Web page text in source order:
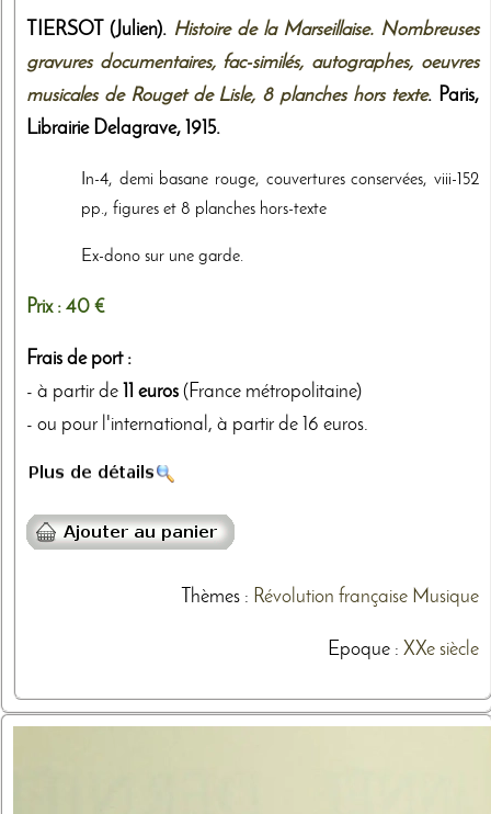
TIERSOT (Julien). Histoire de la Marseillaise. Nombreuses
gravures documentaires, fac-similés, autographes, oeuvres
musicales de Rouget de Lisle, 8 planches hors texte. Paris,
Librairie Delagrave, 1915.
In-4, demi basane rouge, couvertures conservées, viii-152
pp., figures et 8 planches hors-texte
Ex-dono sur une garde.
Prix : 40 €
Frais de port :
- à partir de 11 euros (France métropolitaine)
- ou pour l'international, à partir de 16 euros.
Thèmes: Révolution française Musique
Epoque : XXe siècle